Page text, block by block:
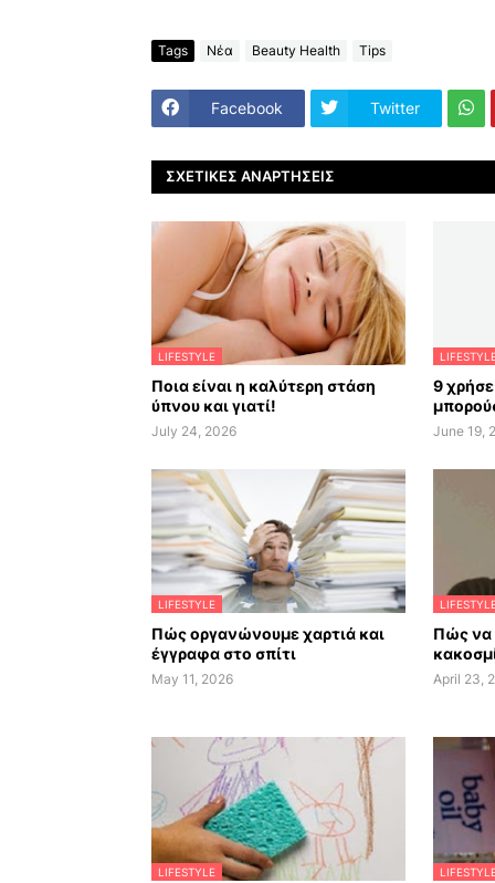
Tags Νέα Beauty Health Tips
Facebook Twitter
ΣΧΕΤΙΚΈΣ ΑΝΑΡΤΉΣΕΙΣ
LIFESTYLE
Ποια είναι η καλύτερη στάση
ύπνου και γιατί!
July 24, 2026
9
June 19,
LIFESTYLE
Πώς οργανώνουμε χαρτιά και
έγγραφα στο σπίτι
May 11, 2026
Πώς να
April 23,
LIFESTYLE